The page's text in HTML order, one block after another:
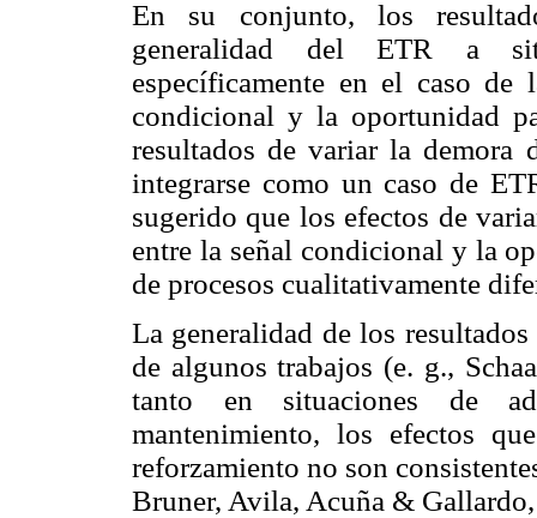
En su conjunto, los
generalidad del ETR a
específicamente en el caso
condicional y la oportunidad
resultados de variar la demora
integrarse como un caso de
sugerido que los efectos de
entre la señal condicional y la
de procesos cualitativamente
La generalidad de los
de algunos trabajos (e. g.,
tanto en situaciones de
mantenimiento, los efectos
reforzamiento no son
Bruner, Avila, Acuña &